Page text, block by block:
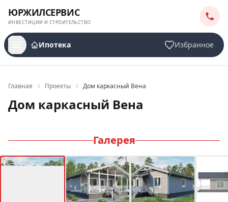
ЮРЖИЛСЕРВИС
ИНВЕСТИЦИИ И СТРОИТЕЛЬСТВО
Ипотека Избранное
Главная Проекты Дом каркасный Вена
Дом каркасный Вена
Галерея